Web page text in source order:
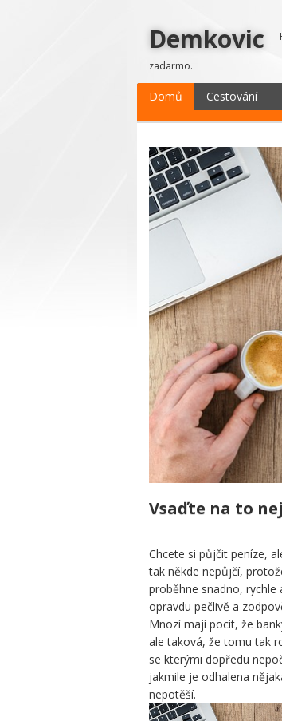
Demkovic
zadarmo.
Domů Cestování
Vsaďte na to
Chcete si půjčit peníze,
tak někde nepůjčí,
proběhne snadno,
opravdu pečlivě a
Mnozí mají pocit, že
ale taková, že tomu tak
se kterými dopředu
jakmile je odhalena
nepotěší.